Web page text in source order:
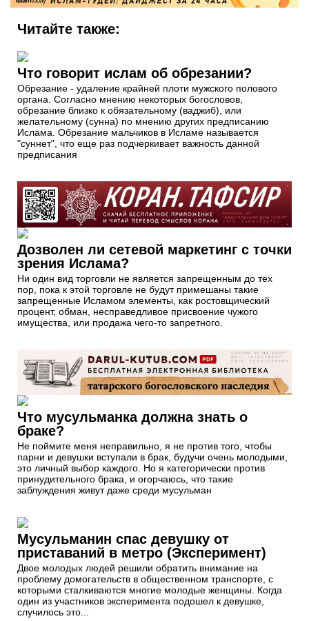
Читайте также:
Что говорит ислам об обрезании?
Обрезание - удаление крайней плоти мужского полового
органа. Согласно мнению некоторых богословов,
обрезание близко к обязательному (ваджиб), или
желательному (сунна) по мнению других предписанию
Ислама. Обрезание мальчиков в Исламе называется
"суннет", что еще раз подчеркивает важность данной
предписания
Дозволен ли сетевой маркетинг с точки
зрения Ислама?
Ни один вид торговли не является запрещенным до тех
пор, пока к этой торговле не будут примешаны такие
запрещенные Исламом элементы, как ростовщический
процент, обман, несправедливое присвоение чужого
имущества, или продажа чего-то запретного.
Что мусульманка должна знать о
браке?
Не поймите меня неправильно, я не против того, чтобы
парни и девушки вступали в брак, будучи очень молодыми,
это личный выбор каждого. Но я категорически против
принудительного брака, и огорчаюсь, что такие
заблуждения живут даже среди мусульман
Мусульманин спас девушку от
приставаний в метро (Эксперимент)
Двое молодых людей решили обратить внимание на
проблему домогательств в общественном транспорте, с
которыми сталкиваются многие молодые женщины. Когда
один из участников эксперимента подошел к девушке,
случилось это...